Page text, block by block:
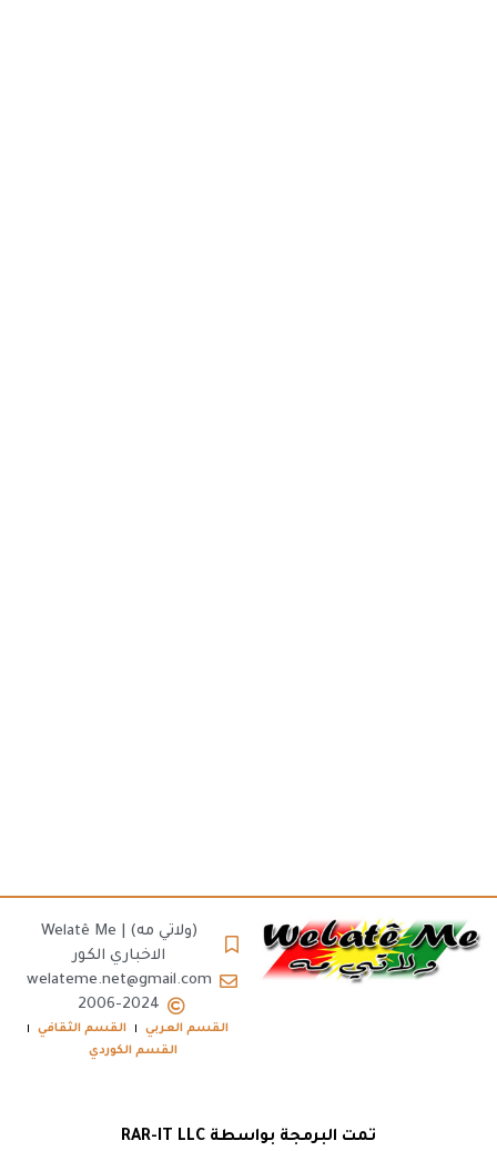
(ولاتي مه) | Welatê Me
الاخباري الكور
welateme.net@gmail.com
2006-2024
القسم العربي
القسم الثقافي
القسم الكوردي
تمت البرمجة بواسطة RAR-IT LLC